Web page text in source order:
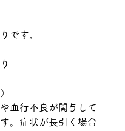
です。
血行不良が関与して
。症状が長引く場合